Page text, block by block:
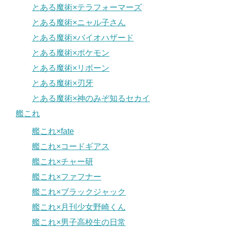
とある魔術×テラフォーマーズ
とある魔術×ニャル子さん
とある魔術×バイオハザード
とある魔術×ポケモン
とある魔術×リボーン
とある魔術×刃牙
とある魔術×神のみぞ知るセカイ
艦これ
艦これ×fate
艦これ×コードギアス
艦これ×チャー研
艦これ×ファフナー
艦これ×ブラックジャック
艦これ×月刊少女野崎くん
艦これ×男子高校生の日常